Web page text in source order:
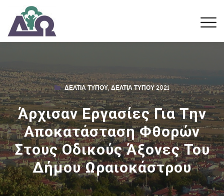
ΔΕΛΤΊΑ ΤΎΠΟΥ,ΔΕΛΤΊΑ ΤΎΠΟΥ 2021
Άρχισαν Εργασίες Για Την
Αποκατάσταση Φθορών
Στους Οδικούς Άξονες Του
Δήμου Ωραιοκάστρου